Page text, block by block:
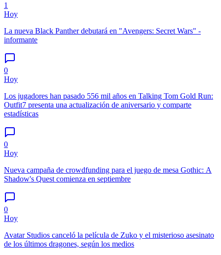
1
Hoy
La nueva Black Panther debutará en "Avengers: Secret Wars" -
informante
0
Hoy
Los jugadores han pasado 556 mil años en Talking Tom Gold Run:
Outfit7 presenta una actualización de aniversario y comparte
estadísticas
0
Hoy
Nueva campaña de crowdfunding para el juego de mesa Gothic: A
Shadow's Quest comienza en septiembre
0
Hoy
Avatar Studios canceló la película de Zuko y el misterioso asesinato
de los últimos dragones, según los medios